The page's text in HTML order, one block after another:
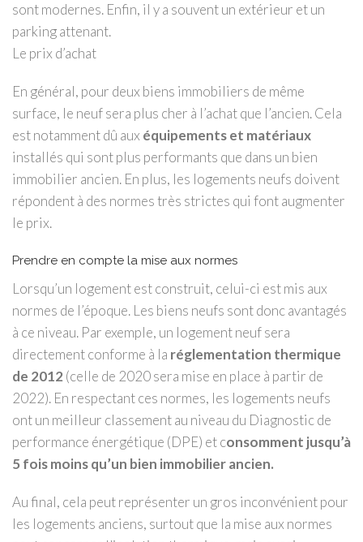
sont modernes. Enfin, il y a souvent un extérieur et un
parking attenant.
Le prix d’achat
En général, pour deux biens immobiliers de même
surface, le neuf sera plus cher à l’achat que l’ancien. Cela
est notamment dû aux équipements et matériaux
installés qui sont plus performants que dans un bien
immobilier ancien. En plus, les logements neufs doivent
répondent à des normes très strictes qui font augmenter
le prix.
Prendre en compte la mise aux normes
Lorsqu’un logement est construit, celui-ci est mis aux
normes de l’époque. Les biens neufs sont donc avantagés
à ce niveau. Par exemple, un logement neuf sera
directement conforme à la réglementation thermique
de 2012 (celle de 2020 sera mise en place à partir de
2022). En respectant ces normes, les logements neufs
ont un meilleur classement au niveau du Diagnostic de
performance énergétique (DPE) et consomment jusqu’à
5 fois moins qu’un bien immobilier ancien.
Au final, cela peut représenter un gros inconvénient pour
les logements anciens, surtout que la mise aux normes